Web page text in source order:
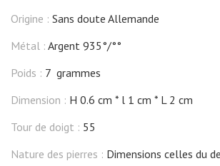
Origine : Sans doute Allemande
Métal : Argent 935°/°°
Poids : 7 grammes
Dimension : H 0.6 cm l 1 cm
L 2 cm
Tour de doigt : 55
Nature des pierres : Dimensions celles du